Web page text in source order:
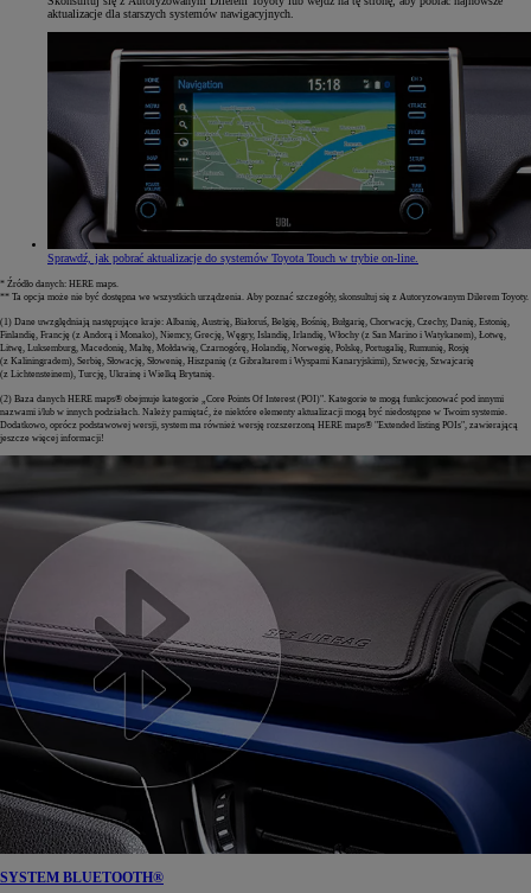
aktualizacje dla starszych systemów nawigacyjnych.
Sprawdź, jak pobrać aktualizacje do systemów Toyota Touch w trybie on-line.
* Źródło danych: HERE maps.
** Ta opcja może nie być dostępna we wszystkich urządzenia. Aby poznać szczegóły, skonsultuj się z Autoryzowanym Dilerem Toyoty.
(1) Dane uwzględniają następujące kraje: Albanię, Austrię, Białoruś, Belgię, Bośnię, Bułgarię, Chorwację, Czechy, Danię, Estonię,
Finlandię, Francję (z Andorą i Monako), Niemcy, Grecję, Węgry, Islandię, Irlandię, Włochy (z San Marino i Watykanem), Łotwę,
Litwę, Luksemburg, Macedonię, Maltę, Mołdawię, Czarnogórę, Holandię, Norwegię, Polskę, Portugalię, Rumunię, Rosję
(z Kaliningradem), Serbię, Słowację, Słowenię, Hiszpanię (z Gibraltarem i Wyspami Kanaryjskimi), Szwecję, Szwajcarię
(z Lichtensteinem), Turcję, Ukrainę i Wielką Brytanię.
(2) Baza danych HERE maps® obejmuje kategorie „Core Points Of Interest (POI)". Kategorie te mogą funkcjonować pod innymi
nazwami i/lub w innych podziałach. Należy pamiętać, że niektóre elementy aktualizacji mogą być niedostępne w Twoim systemie.
Dodatkowo, oprócz podstawowej wersji, system ma również wersję rozszerzoną HERE maps® "Extended listing POIs", zawierającą
jeszcze więcej informacji!
SYSTEM BLUETOOTH®